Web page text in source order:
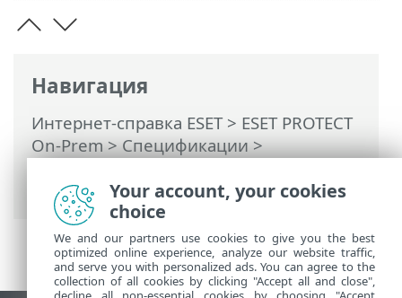
Навигация
Интернет-справка ESET> ESET PROTECT
On-Prem>Спецификации>
системы
> Linux
Your account, your cookies
choice
We and our partners use cookies to give you the best
optimized online experience, analyze our website traffic,
and serve you with personalized ads. You can agree to the
collection of all cookies by clicking "Accept all and close",